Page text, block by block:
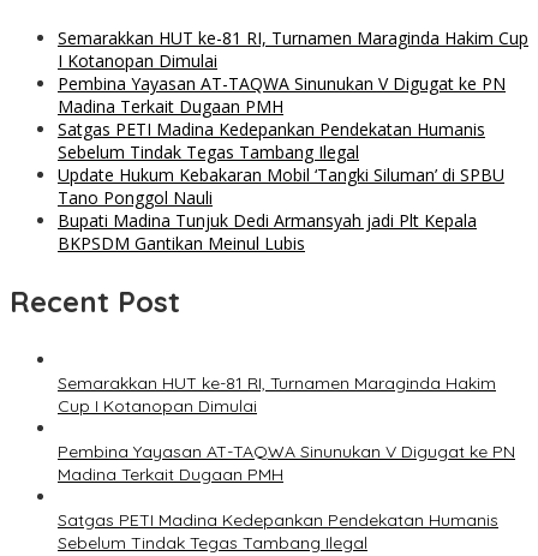
Semarakkan HUT ke-81 RI, Turnamen Maraginda Hakim Cup
I Kotanopan Dimulai
Pembina Yayasan AT-TAQWA Sinunukan V Digugat ke PN
Madina Terkait Dugaan PMH
Satgas PETI Madina Kedepankan Pendekatan Humanis
Sebelum Tindak Tegas Tambang Ilegal
Update Hukum Kebakaran Mobil ‘Tangki Siluman’ di SPBU
Tano Ponggol Nauli
Bupati Madina Tunjuk Dedi Armansyah jadi Plt Kepala
BKPSDM Gantikan Meinul Lubis
Recent Post
Semarakkan HUT ke-81 RI, Turnamen Maraginda Hakim
Cup I Kotanopan Dimulai
Pembina Yayasan AT-TAQWA Sinunukan V Digugat ke PN
Madina Terkait Dugaan PMH
Satgas PETI Madina Kedepankan Pendekatan Humanis
Sebelum Tindak Tegas Tambang Ilegal